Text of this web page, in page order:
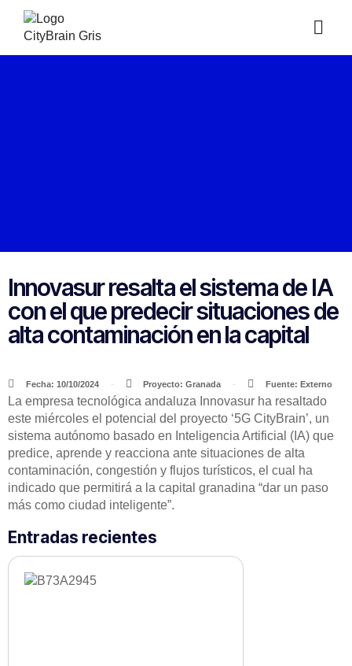
Innovasur resalta el sistema de IA
con el que predecir situaciones de
alta contaminación en la capital
Fecha: 10/10/2024 Proyecto: Granada Fuente: Externo
La empresa tecnológica andaluza Innovasur ha resaltado
este miércoles el potencial del proyecto ‘5G CityBrain’, un
sistema autónomo basado en Inteligencia Artificial (IA) que
predice, aprende y reacciona ante situaciones de alta
contaminación, congestión y flujos turísticos, el cual ha
indicado que permitirá a la capital granadina “dar un paso
más como ciudad inteligente”.
Entradas recientes